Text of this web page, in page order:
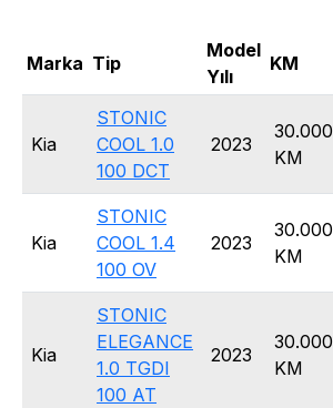
Marka Tip
Model
Yılı
KM
Kia
STONIC
COOL 1.0
100 DCT
2023
30.000
KM
Kia
STONIC
COOL 1.4
100 OV
2023
30.000
KM
Kia
STONIC
ELEGANCE
1.0 TGDI
100 AT
2023
30.000
KM